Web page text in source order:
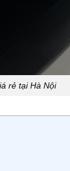
rẻ tại Hà Nội